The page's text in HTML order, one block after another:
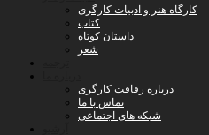
کارگاه هنر و ادبیات کارگری
کتاب
داستان کوتاه
شعر
درباره رفاقت کارگری
تماس با ما
شبکه های اجتماعی